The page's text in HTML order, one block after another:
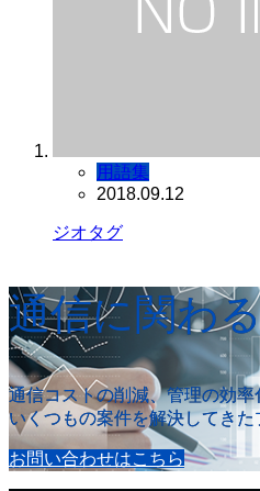
用語集
2018.09.12
ジオタグ
通信に関わ
通信コストの削減、管理の効率
いくつもの案件を解決してきた
お問い合わせはこちら